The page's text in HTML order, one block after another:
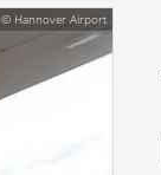
© Hannover Airport